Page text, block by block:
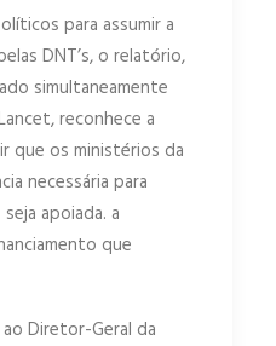
para assumir a
DNT’s, o relatório,
simultaneamente
reconhece a
que os ministérios da
necessária para
apoiada. a
que
Diretor-Geral da